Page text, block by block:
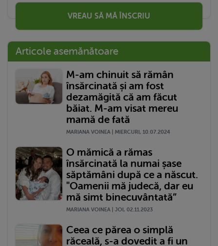
VREAU SĂ MĂ ÎNSCRIU
Articole asemănătoare
M-am chinuit să rămân
însărcinată și am fost
dezamăgită că am făcut
băiat. M-am visat mereu
mamă de fată
MARIANA VOINEA | MIERCURI, 10.07.2024
O mămică a rămas
însărcinată la numai șase
săptămâni după ce a născut.
"Oamenii mă judecă, dar eu
mă simt binecuvântată”
MARIANA VOINEA | JOI, 02.11.2023
Ceea ce părea o simplă
răceală, s-a dovedit a fi un